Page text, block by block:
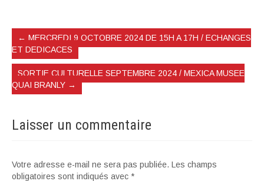
← MERCREDI 9 OCTOBRE 2024 DE 15H A 17H / ECHANGES
ET DEDICACES
SORTIE CULTURELLE SEPTEMBRE 2024 / MEXICA MUSEE
QUAI BRANLY →
Laisser un commentaire
Votre adresse e-mail ne sera pas publiée. Les champs
obligatoires sont indiqués avec *